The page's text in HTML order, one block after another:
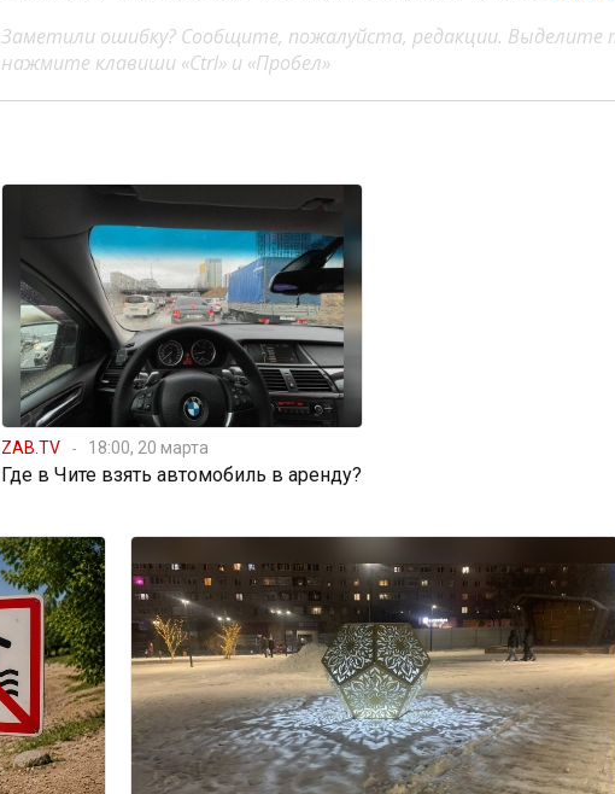
Заметили ошибку? Сообщите, пожалуйста, редакции. Выделите
нажмите клавиши «Ctrl» и «Пробел»
ZAB.TV 18:00, 20 марта
Где в Чите взять автомобиль в аренду?